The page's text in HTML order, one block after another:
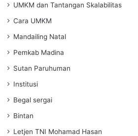
UMKM dan Tantangan Skalabilitas
Cara UMKM
Mandailing Natal
Pemkab Madina
Sutan Paruhuman
Institusi
Begal sergai
Bintan
Letjen TNI Mohamad Hasan